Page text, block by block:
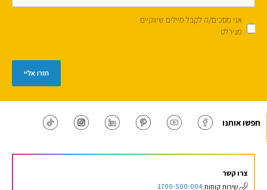
אני מסכים/ה לקבל מיילים שיווקיים
מנירלט
חזרו אליי
חפשו אותנו
צרו קשר
שירות קוחות:1700-500-004